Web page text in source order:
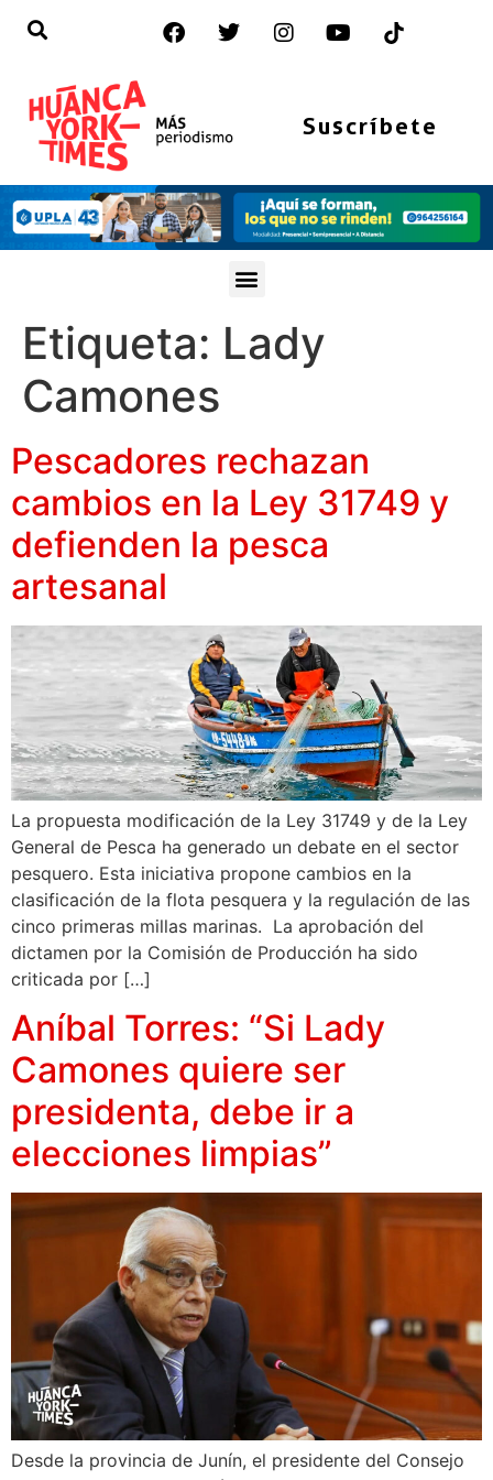
Suscríbete
Etiqueta: Lady
Camones
Pescadores rechazan
cambios en la Ley 31749 y
defienden la pesca
artesanal
La propuesta modificación de la Ley 31749 y de la Ley
General de Pesca ha generado un debate en el sector
pesquero. Esta iniciativa propone cambios en la
clasificación de la flota pesquera y la regulación de las
cinco primeras millas marinas. La aprobación del
dictamen por la Comisión de Producción ha sido
criticada por […]
Aníbal Torres: “Si Lady
Camones quiere ser
presidenta, debe ir a
elecciones limpias”
Desde la provincia de Junín, el presidente del Consejo